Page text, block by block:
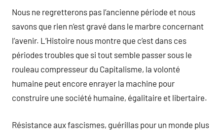
Nous ne regretterons pas l’ancienne période et nous
savons que rien n’est gravé dans le marbre concernant
l’avenir. L’Histoire nous montre que c’est dans ces
périodes troubles que si tout semble passer sous le
rouleau compresseur du Capitalisme, la volonté
humaine peut encore enrayer la machine pour
construire une société humaine, égalitaire et libertaire.
Résistance aux fascismes, guérillas pour un monde plus